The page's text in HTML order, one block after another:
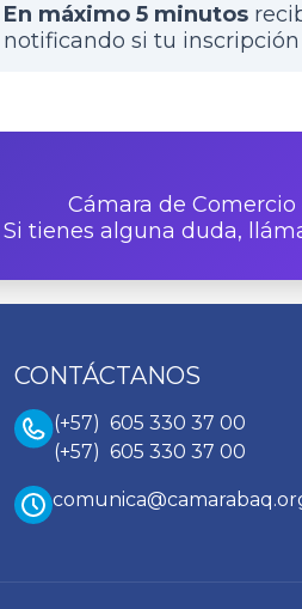
En máximo 5 minutos
notificando si tu
Cámara de
Si tienes alguna duda,
CONTÁCTANOS
(+57) 605 330 37 00
(+57) 605 330 37 00